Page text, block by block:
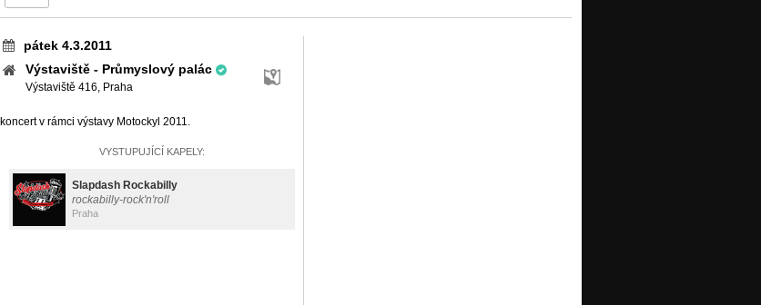
pátek 4.3.2011
Výstaviště - Průmyslový palác
Výstaviště 416, Praha
koncert v rámci výstavy Motockyl 2011.
VYSTUPUJÍCÍ KAPELY:
Slapdash Rockabilly
rockabilly-rock'n'roll
Praha